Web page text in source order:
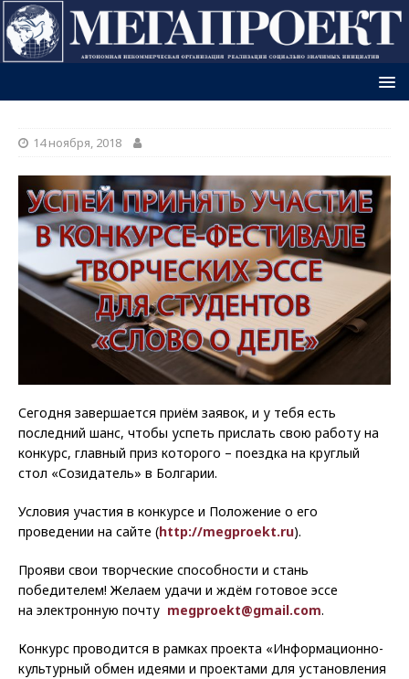
14 ноября, 2018
Сегодня завершается приём заявок, и у тебя есть
последний шанс, чтобы успеть прислать свою работу на
конкурс, главный приз которого – поездка на круглый
стол «Созидатель» в Болгарии.
Условия участия в конкурсе и Положение о его
проведении на сайте (http://megproekt.ru).
Прояви свои творческие способности и стань
победителем! Желаем удачи и ждём готовое эссе
на электронную почту megproekt@gmail.com.
Конкурс проводится в рамках проекта «Информационно-
культурный обмен идеями и проектами для установления